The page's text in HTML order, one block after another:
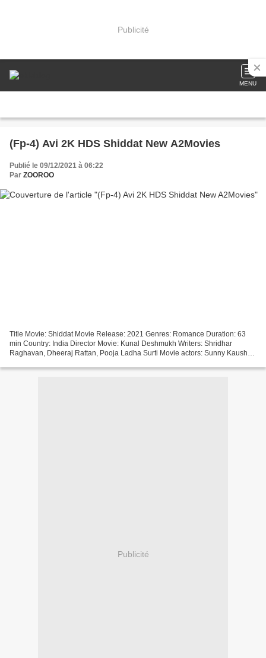
Publicité
MENU
(Fp-4) Avi 2K HDS Shiddat New A2Movies
Publié le 09/12/2021 à 06:22
Par ZOOROO
Title Movie: Shiddat Movie Release: 2021 Genres: Romance Duration: 63
min Country: India Director Movie: Kunal Deshmukh Writers: Shridhar
Raghavan, Dheeraj Rattan, Pooja Ladha Surti Movie actors: Sunny Kaushal,
Publicité